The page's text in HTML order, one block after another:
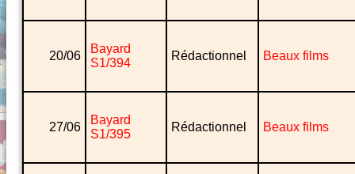
20/06
Bayard
S1/394
Rédactionnel Beaux films
27/06
Bayard
S1/395
Rédactionnel Beaux films